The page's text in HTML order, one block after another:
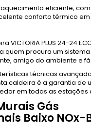
eficiente,
conforto térmico
VICTORIA PLUS 24-24
quem procura um
amigo do ambiente e
técnicas
caldeira é a garantia de
em todas as estações
Gás
Baixo NOx-